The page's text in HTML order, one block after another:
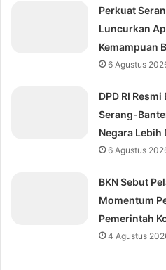
Perkuat
Luncurkan
Kemampuan
6 Agustus
DPD RI
Serang-
Negara Lebih
6 Agustus
BKN Sebut
Momentum
Pemerintah
4 Agustus